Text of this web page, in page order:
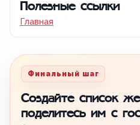
Полезные ссылки
Главная
Финальный шаг
Создайте список
поделитесь им с